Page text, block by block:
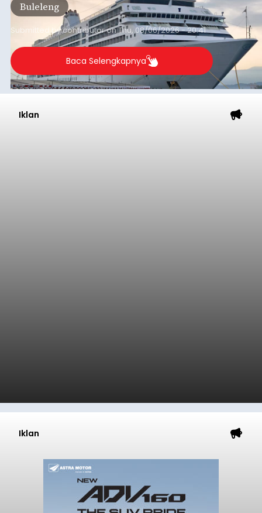
dibandingkan periode yang sama tahun lalu
yang tercatat sebesar 1,32 juta GT.
Buleleng
Submitted bycontributoronThu, 08/06/2026 - 20:41
Baca Selengkapnya
Iklan
Iklan